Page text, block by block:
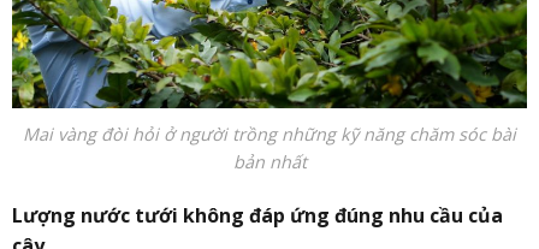
Mai vàng đòi hỏi ở người trồng những kỹ năng chăm sóc bài
bản nhất
Lượng nước tưới không đáp ứng đúng nhu cầu của